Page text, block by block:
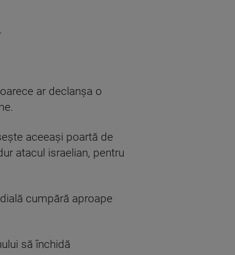
ar declanşa o
aceeaşi poartă de
atacul israelian, pentru
cumpără aproape
să închidă